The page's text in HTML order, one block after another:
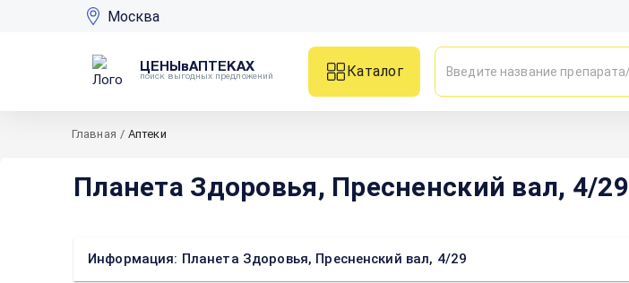
Москва
ЦЕНЫвАПТЕКАХ
поиск выгодных предложений
Каталог
Главная / Аптеки
Планета Здоровья, Пресненский вал, 4/29
Информация: Планета Здоровья, Пресненский вал, 4/29